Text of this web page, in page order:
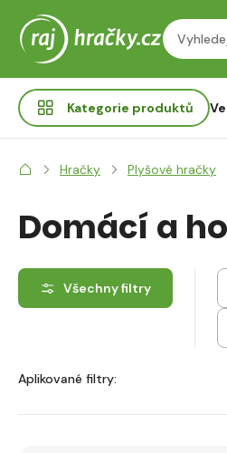
Kategorie produktů
Hračky Plyšové hračky
Domácí a
Všechny filtry
Aplikované filtry: